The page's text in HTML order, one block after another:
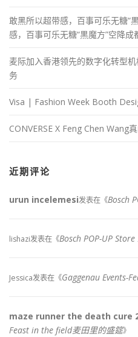
敢黑所以超带感，百事可乐无糖“
感，百事可乐无糖“黒魔方”空降成
麦际加入香港领先的数字化转型
务
Visa | Fashion Week Booth
CONVERSE X Feng Chen Wang
近期评论
urun incelemesi发表在《Bosch
lishazi发表在《Bosch POP-UP
Jessica发表在《Gaggenau Events-
maze runner the death cure
Feast in the field麦田里的盛筵》